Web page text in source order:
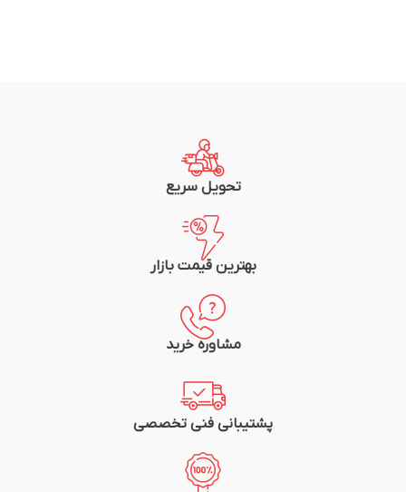
تحویل سریع
بهترین قیمت بازار
مشاوره خرید
پشتیبانی فنی تخصصی